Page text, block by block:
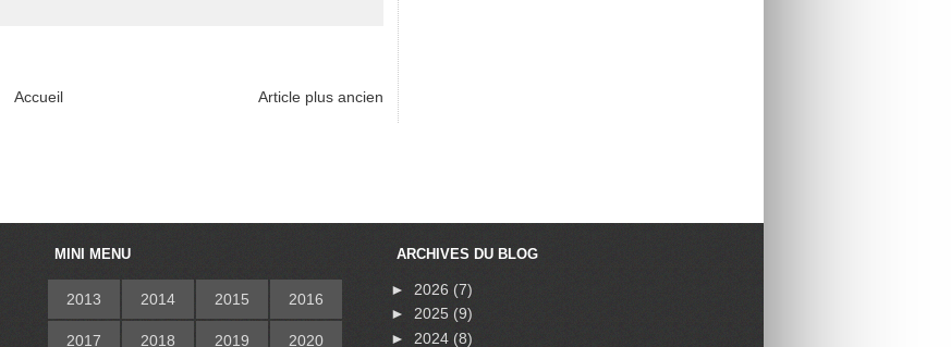
Article plus ancien
Accueil
MINI MENU
2013 2014 2015 2016
2017 2018 2019 2020
ARCHIVES DU BLOG
► 2026(7)
► 2025(9)
► 2024(8)